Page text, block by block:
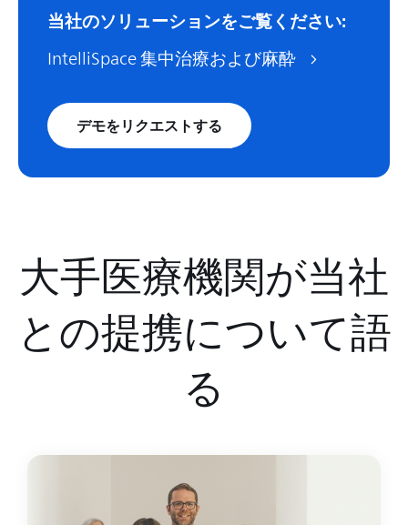
当社のソリューションをご覧ください:
IntelliSpace 集中治療および麻酔
デモをリクエストする
大手医療機関が当社
との提携について語
る